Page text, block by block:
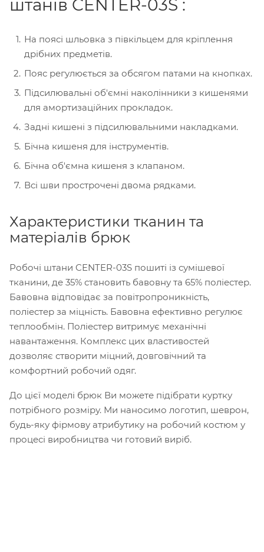
штанів CENTER-03S :
На поясі шльовка з півкільцем для кріплення
дрібних предметів.
Пояс регулюється за обсягом патами на кнопках.
Підсилювальні об'ємні наколінники з кишенями
для амортизаційних прокладок.
Задні кишені з підсилювальними накладками.
Бічна кишеня для інструментів.
Бічна об'ємна кишеня з клапаном.
Всі шви прострочені двома рядками.
Характеристики тканин та
матеріалів брюк
Робочі штани CENTER-03S пошиті із сумішевої
тканини, де 35% становить бавовну та 65% поліестер.
Бавовна відповідає за повітропроникність,
поліестер за міцність. Бавовна ефективно регулює
теплообмін. Поліестер витримує механічні
навантаження. Комплекс цих властивостей
дозволяє створити міцний, довговічний та
комфортний робочий одяг.
До цієї моделі брюк Ви можете підібрати куртку
потрібного розміру. Ми наносимо логотип, шеврон,
будь-яку фірмову атрибутику на робочий костюм у
процесі виробництва чи готовий виріб.